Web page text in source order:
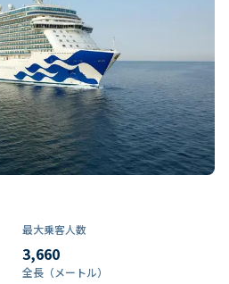
最大乗客人数
3,660
全長（メートル）